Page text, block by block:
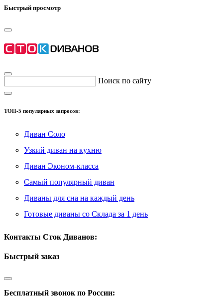
Быстрый просмотр
Поиск по сайту
ТОП-5 популярных запросов:
Диван Соло
Узкий диван на кухню
Диван Эконом-класса
Самый популярный диван
Диваны для сна на каждый день
Готовые диваны со Склада за 1 день
Контакты Сток Диванов:
Быстрый заказ
Бесплатный звонок по России: